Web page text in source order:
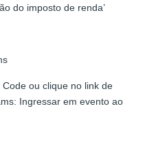
do imposto de renda’
ou clique no link de
Ingressar em evento ao